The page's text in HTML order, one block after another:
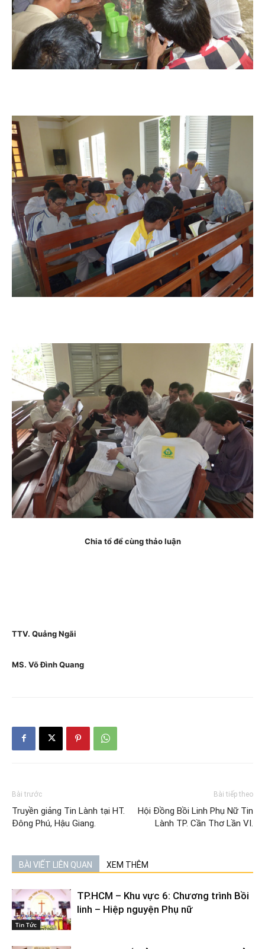
Chia tổ để cùng thảo luận
TTV. Quảng Ngãi
MS. Võ Đình Quang
Bài trước
Truyền giảng Tin Lành tại HT.
Đông Phú, Hậu Giang.
Bài tiếp theo
Hội Đồng Bồi Linh Phụ Nữ Tin
Lành TP. Cần Thơ Lần VI.
BÀI VIẾT LIÊN QUAN XEM THÊM
Tin Tức
TP.HCM – Khu vực 6: Chương trình Bồi
linh – Hiệp nguyện Phụ nữ